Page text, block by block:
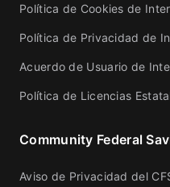
Política de Cookies de
Política de Privacidad de
Acuerdo de Usuario de
Política de Licencias
Community Federal
Aviso de Privacidad del